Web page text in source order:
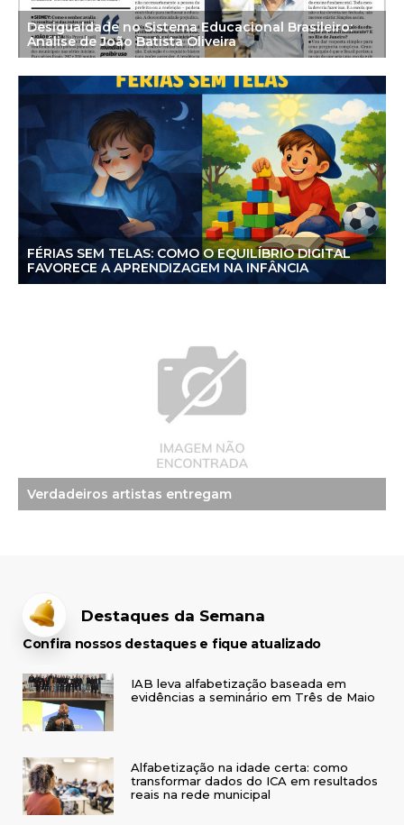
Desigualdade no Sistema Educacional Brasileiro:
Análise de João Batista Oliveira
FÉRIAS SEM TELAS: COMO O EQUILÍBRIO DIGITAL
FAVORECE A APRENDIZAGEM NA INFÂNCIA
Verdadeiros artistas entregam
Destaques da Semana
Confira nossos destaques e fique atualizado
IAB leva alfabetização baseada em
evidências a seminário em Três de Maio
Alfabetização na idade certa: como
transformar dados do ICA em resultados
reais na rede municipal